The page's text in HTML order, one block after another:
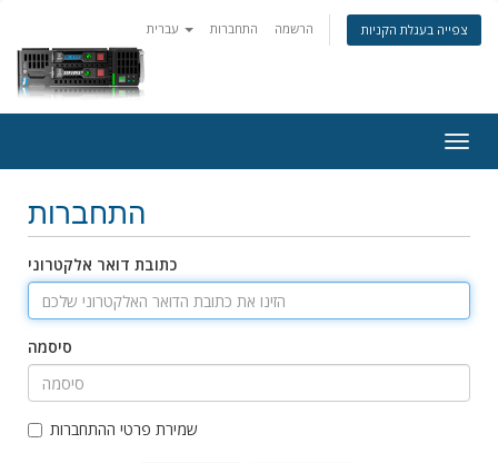
התחברות הרשמה צפייה בעגלת הקניות
התחברות
כתובת דואר אלקטרוני
סיסמה
שמירת פרטי ההתחברות